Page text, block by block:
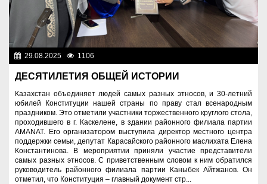
29.08.2025 1106
ДЕСЯТИЛЕТИЯ ОБЩЕЙ ИСТОРИИ
Казахстан объединяет людей самых разных этносов, и 30-летний
юбилей Конституции нашей страны по праву стал всенародным
праздником. Это отметили участники торжественного круглого стола,
проходившего в г. Каскелене, в здании районного филиала партии
AMANAT. Его организатором выступила директор местного центра
поддержки семьи, депутат Карасайского районного маслихата Елена
Константинова. В мероприятии приняли участие представители
самых разных этносов. С приветственным словом к ним обратился
руководитель районного филиала партии Каныбек Айтжанов. Он
отметил, что Конституция – главный документ стр...